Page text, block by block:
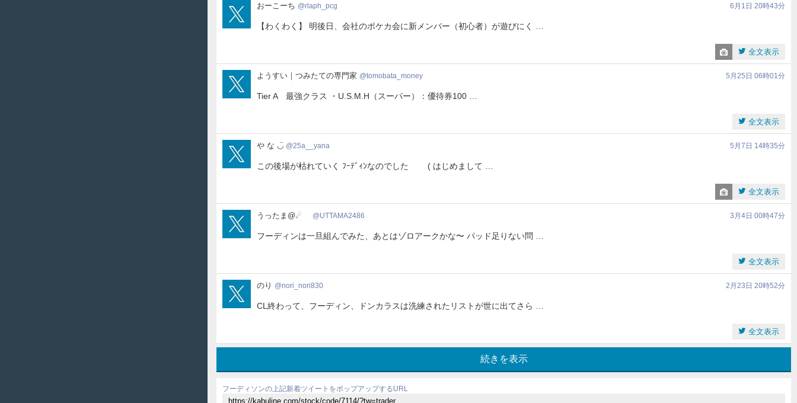
投
rlaph_pcg
おーこーち rlaph_pcg 6月1日 20時43分
【わくわく】 明後日、会社のポケカ会に新メンバー（初心者）が遊びにく …
全文表示
tomobata_money
ようすい｜つみたての専門家 tomobata_money 5月25日 06時01分
Tier A 最強クラス ・U.S.M.H（スーパー）：優待券100 …
全文表示
25a__yana
や な ◡̈ 25a__yana 5月7日 14時35分
この後場が枯れていく ﾌｰﾃﾞｨﾝなのでした ( はじめまして …
全文表示
UTTAMA2486
うったま@☄ UTTAMA2486 3月4日 00時47分
フーディンは一旦組んでみた、あとはゾロアークかな〜 パッド足りない問 …
全文表示
nori_nori830
のり nori_nori830 2月23日 20時52分
CL終わって、フーディン、ドンカラスは洗練されたリストが世に出てさら …
全文表示
続きを表示
フーディソンの上記新着ツイートをポップアップするURL